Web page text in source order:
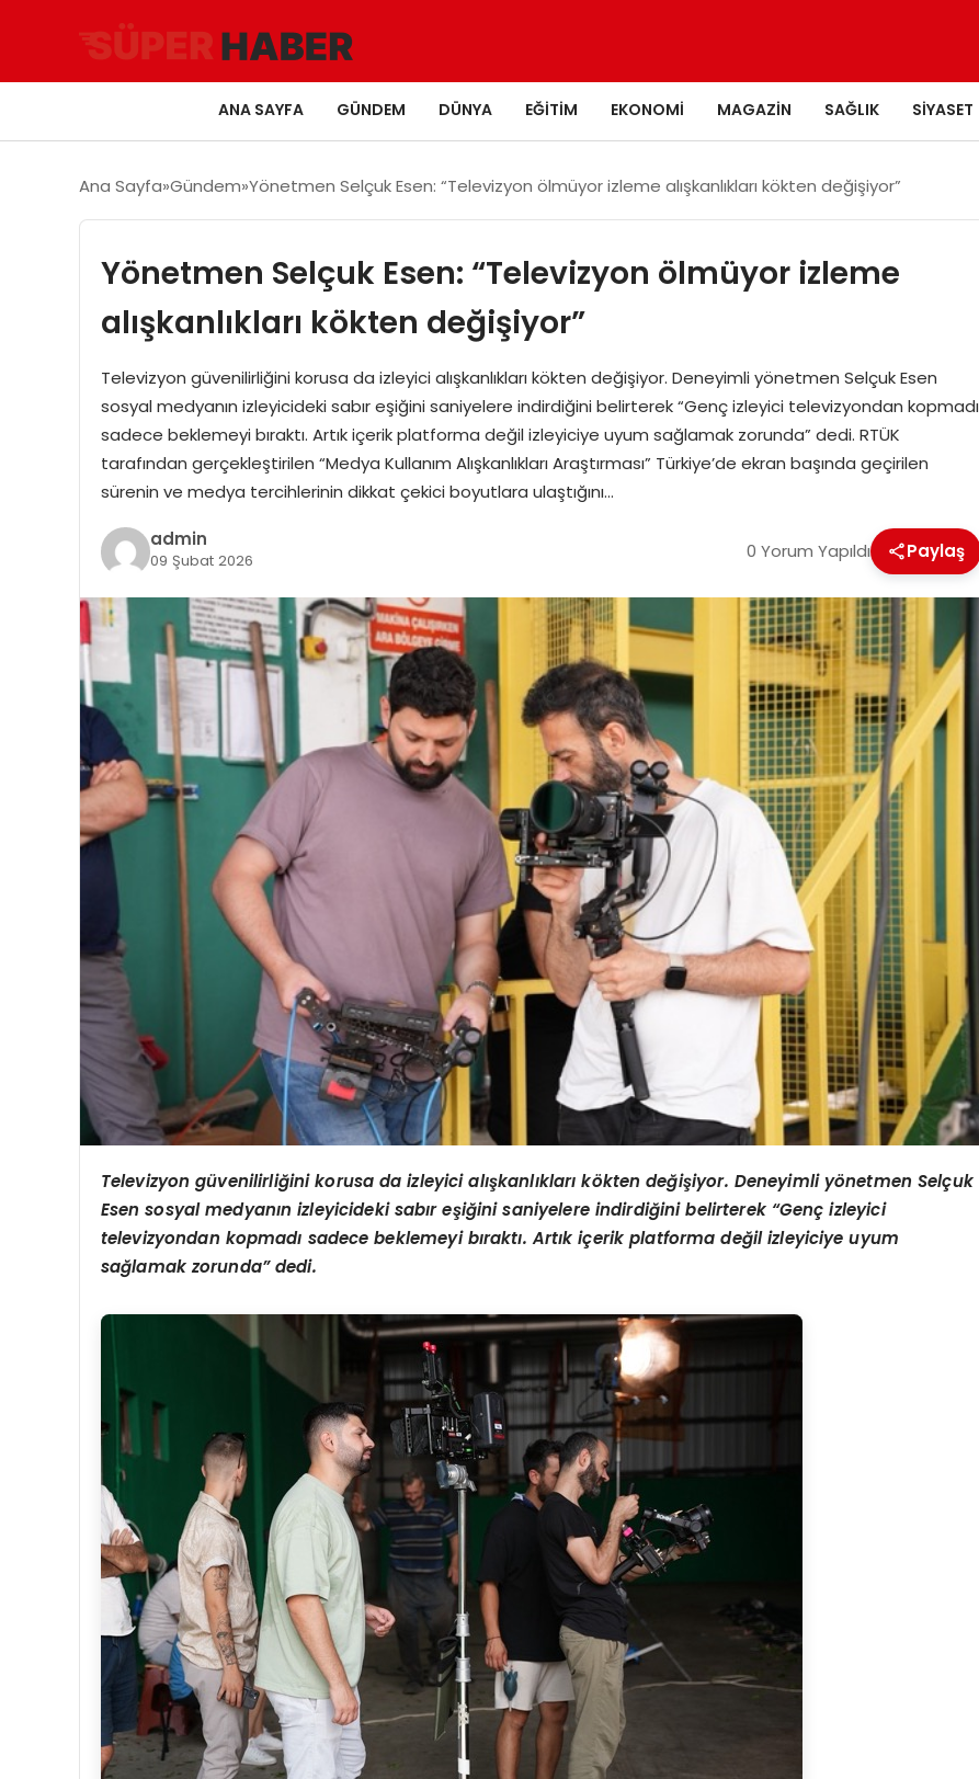
ANA SAYFA GÜNDEM DÜNYA EĞITIM EKONOMI MAGAZIN SAĞLIK SIYASET
Ana Sayfa Gündem Yönetmen Selçuk Esen: “Televizyon ölmüyor izleme alışkanlıkları kökten değişiyor”
Yönetmen Selçuk Esen: “Televizyon ölmüyor izleme
alışkanlıkları kökten değişiyor”
Televizyon güvenilirliğini korusa da izleyici alışkanlıkları kökten değişiyor. Deneyimli yönetmen Selçuk Esen
sosyal medyanın izleyicideki sabır eşiğini saniyelere indirdiğini belirterek “Genç izleyici televizyondan kopmadı
sadece beklemeyi bıraktı. Artık içerik platforma değil izleyiciye uyum sağlamak zorunda” dedi. RTÜK
tarafından gerçekleştirilen “Medya Kullanım Alışkanlıkları Araştırması” Türkiye’de ekran başında geçirilen
sürenin ve medya tercihlerinin dikkat çekici boyutlara ulaştığını…
admin
09 Şubat 2026 0 Yorum Yapıldı Paylaş
Televizyon güvenilirliğini korusa da izleyici alışkanlıkları kökten değişiyor. Deneyimli yönetmen Selçuk
Esen sosyal medyanın izleyicideki sabır eşiğini saniyelere indirdiğini belirterek “Genç izleyici
televizyondan kopmadı sadece beklemeyi bıraktı. Artık içerik platforma değil izleyiciye uyum
sağlamak zorunda” dedi.